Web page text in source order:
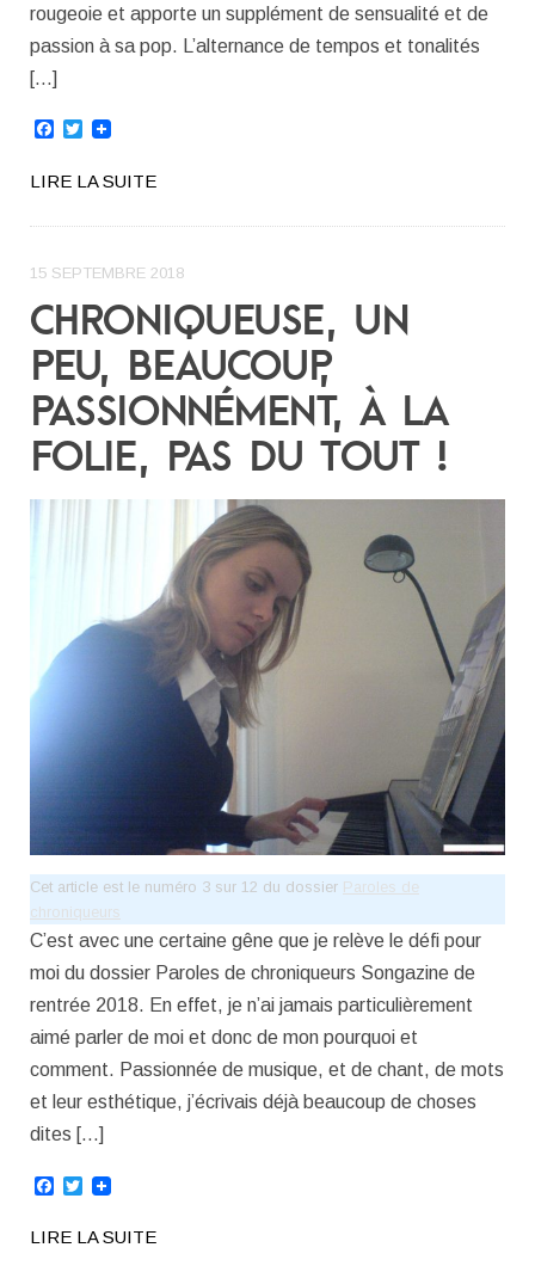
rougeoie et apporte un supplément de sensualité et de
passion à sa pop. L’alternance de tempos et tonalités
[…]
Facebook
Twitter
LIRE LA SUITE
15 SEPTEMBRE 2018
CHRONIQUEUSE, UN
PEU, BEAUCOUP,
PASSIONNÉMENT, À LA
FOLIE, PAS DU TOUT !
Cet article est le numéro 3 sur 12 du dossier Paroles de
chroniqueurs
C’est avec une certaine gêne que je relève le défi pour
moi du dossier Paroles de chroniqueurs Songazine de
rentrée 2018. En effet, je n’ai jamais particulièrement
aimé parler de moi et donc de mon pourquoi et
comment. Passionnée de musique, et de chant, de mots
et leur esthétique, j’écrivais déjà beaucoup de choses
dites […]
Facebook
Twitter
LIRE LA SUITE